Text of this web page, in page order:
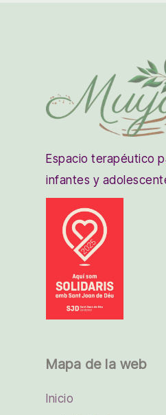
Espacio terapéutico
infantes y
Mapa de la web
Inicio